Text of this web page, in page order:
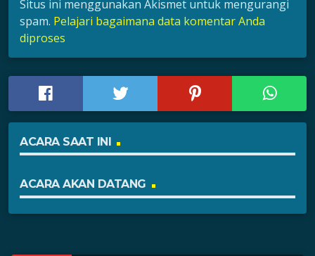
Situs ini menggunakan Akismet untuk mengurangi
spam. Pelajari bagaimana data komentar Anda
diproses
ACARA SAAT INI
ACARA AKAN DATANG